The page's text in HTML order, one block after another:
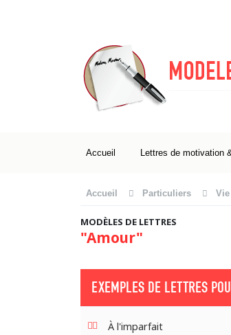
Accueil Lettres de motivation
Accueil Particuliers
MODÈLES DE LETTRES
"Amour"
EXEMPLES DE LETTRES
À l'imparfait